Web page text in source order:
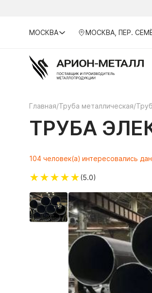
МОСКВА МОСКВА, ПЕР.
Главная/Труба металлическая/
ТРУБА
104 человек(а) интересовались
★★★★★(5.0)